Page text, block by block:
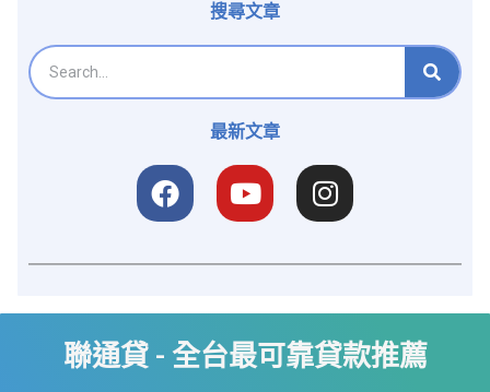
搜尋文章
最新文章
聯通貸 - 全台最可靠貸款推薦